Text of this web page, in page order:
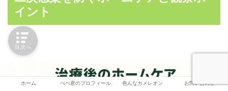
イント
ホーム ぺぺ君のプロフィール 色んなカメレオン お問い合わせ
目次へ